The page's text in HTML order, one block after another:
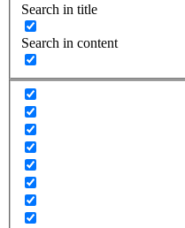
Search in title
Search in content